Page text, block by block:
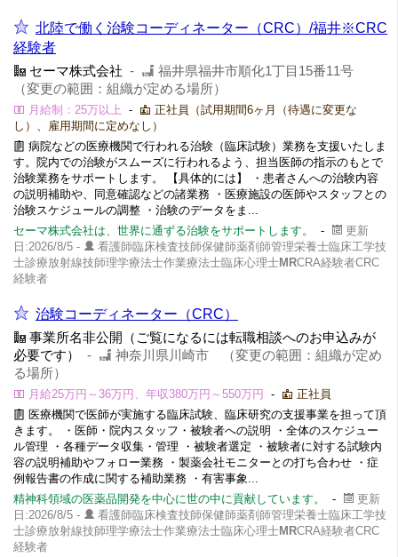
北陸で働く治験コーディネーター（CRC）/福井※CRC
経験者
セーマ株式会社 -
福井県福井市順化1丁目15番11号
（変更の範囲：組織が定める場所）
月給制：25万以上 -
正社員（試用期間6ヶ月（待遇に変更な
し）、雇用期間に定めなし）
病院などの医療機関で行われる治験（臨床試験）業務を支援いたしま
す。院内での治験がスムーズに行われるよう、担当医師の指示のもとで
治験業務をサポートします。 【具体的には】 ・患者さんへの治験内容
の説明補助や、同意確認などの諸業務 ・医療施設の医師やスタッフとの
治験スケジュールの調整 ・治験のデータをま...
セーマ株式会社は、世界に通ずる治験をサポートします。
-
更新
日:2026/8/5 -
看護師臨床検査技師保健師薬剤師管理栄養士臨床工学技
士診療放射線技師理学療法士作業療法士臨床心理士MRCRA経験者CRC
経験者
治験コーディネーター（CRC）
事業所名非公開（ご覧になるには転職相談へのお申込みが
必要です）
-
神奈川県川崎市 （変更の範囲：組織が定め
る場所）
月給25万円～36万円、年収380万円～550万円 -
正社員
医療機関で医師が実施する臨床試験、臨床研究の支援事業を担って頂
きます。 ・医師・院内スタッフ・被験者への説明 ・全体のスケジュー
ル管理 ・各種データ収集・管理 ・被験者選定 ・被験者に対する試験内
容の説明補助やフォロー業務 ・製薬会社モニターとの打ち合わせ ・症
例報告書の作成に関する補助業務 ・有害事象...
精神科領域の医薬品開発を中心に世の中に貢献しています。
-
更新
日:2026/8/5 -
看護師臨床検査技師保健師薬剤師管理栄養士臨床工学技
士診療放射線技師理学療法士作業療法士臨床心理士MRCRA経験者CRC
経験者